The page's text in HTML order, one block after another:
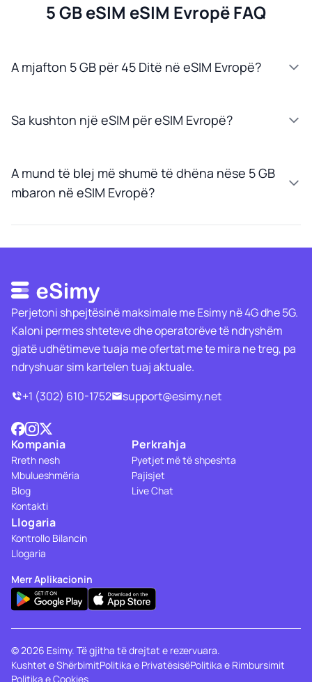
5 GB eSIM eSIM Evropë FAQ
A mjafton 5 GB për 45 Ditë në eSIM Evropë?
Sa kushton një eSIM për eSIM Evropë?
A mund të blej më shumë të dhëna nëse 5 GB
mbaron në eSIM Evropë?
Perjetoni shpejtësinë maksimale me Esimy në 4G dhe 5G.
Kaloni permes shteteve dhe operatorëve të ndryshëm
gjatë udhëtimeve tuaja me ofertat me te mira ne treg, pa
ndryshuar sim kartelen tuaj aktuale.
+1 (302) 610-1752
support@esimy.net
Kompania
Rreth nesh
Mbulueshmëria
Blog
Kontakti
Perkrahja
Pyetjet më të shpeshta
Pajisjet
Live Chat
Llogaria
Kontrollo Bilancin
Llogaria
Merr Aplikacionin
© 2026 Esimy. Të gjitha të drejtat e rezervuara.
Kushtet e ShërbimitPolitika e PrivatësisëPolitika e Rimbursimit
Politika e Cookies